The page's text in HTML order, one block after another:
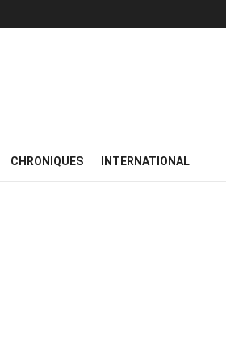
CHRONIQUES INTERNATIONAL